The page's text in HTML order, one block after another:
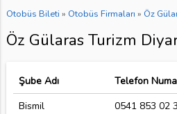
Otobüs Bileti » Otobüs Firmaları » Öz
Öz Gülaras Turizm
Şube Adı
Telefon
Bismil
0541 853 02